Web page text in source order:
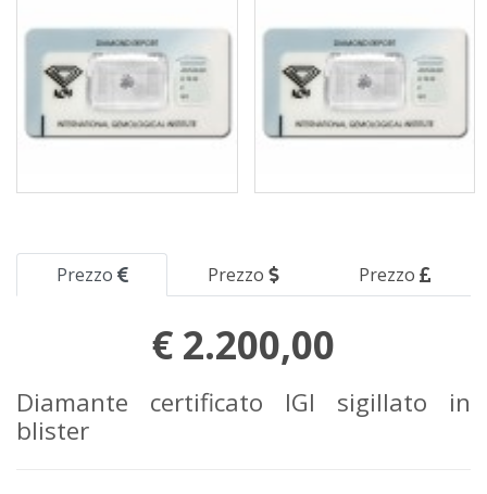
Prezzo Prezzo Prezzo
€ 2.200,00
Diamante certificato IGI sigillato in
blister